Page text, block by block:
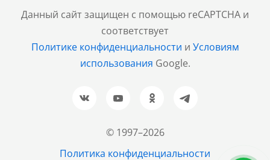
© 1997–2026
Политика конфиденциальности
Данный сайт защищен с помощью reCAPTCHA и
соответствует
Политике конфиденциальности и Условиям
использования Google.
Санкт-Петербург
+7 (812) 600-77-33
Барнаул
+7 (961) 999-93-93
Новосибирск